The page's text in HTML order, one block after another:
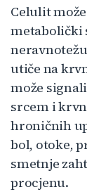
Celulit
metabolički
utiče na
može
srcem i
hroničnih
bol, otoke,
smetnje
procjenu.